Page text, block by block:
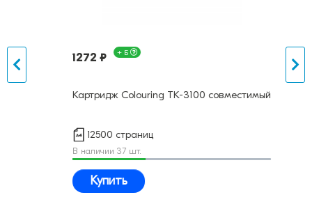
1272 ₽ + Б
Картридж Colouring TK-3100 совместимый
12500 страниц
В наличии 37 шт.
Купить